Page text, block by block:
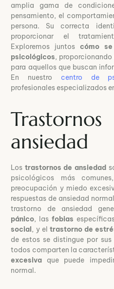
amplia gama de
pensamiento, el
persona. Su correcta
proporcionar el
Exploremos juntos cómo
psicológicos,
para aquellos que buscan
En nuestro centro de
profesionales especializados
ansiedad
Los trastornos de ansiedad
psicológicos más
preocupación y miedo
respuestas de ansiedad
trastorno de ansiedad
pánico, las fobias
social, y el trastorno de
de estos se distingue por
todos comparten la
excesiva que puede
normal.